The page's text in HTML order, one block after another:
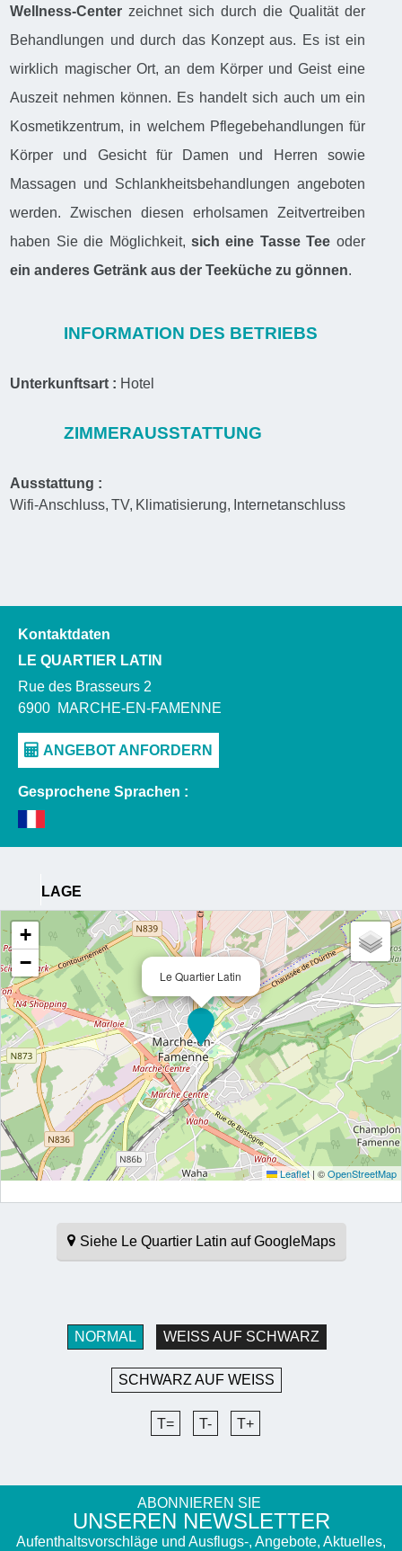
Wellness-Center zeichnet sich durch die Qualität der
Behandlungen und durch das Konzept aus. Es ist ein
wirklich magischer Ort, an dem Körper und Geist eine
Auszeit nehmen können. Es handelt sich auch um ein
Kosmetikzentrum, in welchem Pflegebehandlungen für
Körper und Gesicht für Damen und Herren sowie
Massagen und Schlankheitsbehandlungen angeboten
werden. Zwischen diesen erholsamen Zeitvertreiben
haben Sie die Möglichkeit, sich eine Tasse Tee oder
ein anderes Getränk aus der Teeküche zu gönnen.
INFORMATION DES BETRIEBS
Unterkunftsart : Hotel
ZIMMERAUSSTATTUNG
Ausstattung :
Wifi-Anschluss TV Klimatisierung Internetanschluss
Kontaktdaten
LE QUARTIER LATIN
Rue des Brasseurs 2
6900 MARCHE-EN-FAMENNE
Gesprochene Sprachen :
LAGE
Le Quartier Latin
+
−
Leaflet | ©OpenStreetMap
Siehe Le Quartier Latin auf GoogleMaps
NORMAL WEISS AUF SCHWARZ
SCHWARZ AUF WEISS
T= T- T+
ABONNIEREN SIE
UNSEREN NEWSLETTER
Aufenthaltsvorschläge und Ausflugs-, Angebote, Aktuelles,